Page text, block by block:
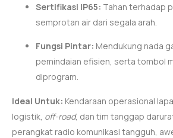
Sertifikasi IP65: Tahan terhadap
semprotan air dari segala arah.
Fungsi Pintar: Mendukung nada
pemindaian efisien, serta tombol
diprogram.
Ideal Untuk: Kendaraan operasional
logistik, off-road, dan tim tanggap
perangkat radio komunikasi tangguh,